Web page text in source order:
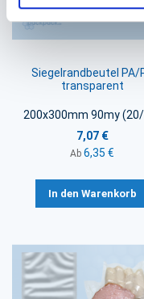
Siegelrandbeutel PA/
transparent
200x300mm 90my
7,07 €
Ab 6,35 €
In den Warenkorb